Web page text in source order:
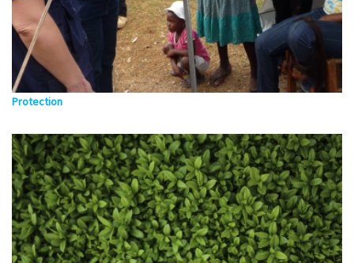
Protection